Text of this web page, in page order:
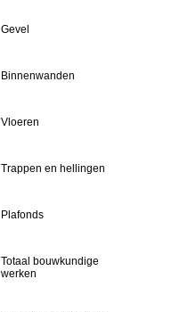
Gevel
Binnenwanden
Vloeren
Trappen en hellingen
Plafonds
Totaal bouwkundige
werken